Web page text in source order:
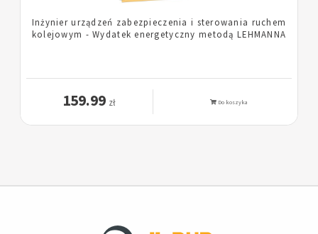
Inżynier urządzeń zabezpieczenia i sterowania ruchem
kolejowym - Wydatek energetyczny metodą LEHMANNA
159.99 zł Do koszyka